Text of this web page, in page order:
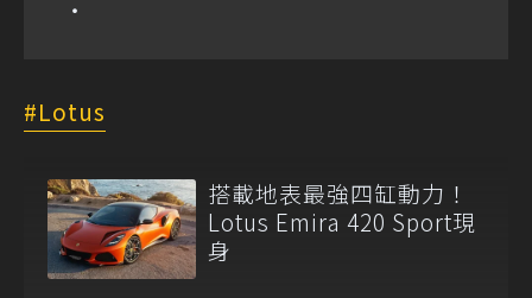
Lotus
搭載地表最強四缸動力！
Lotus Emira 420 Sport現
身